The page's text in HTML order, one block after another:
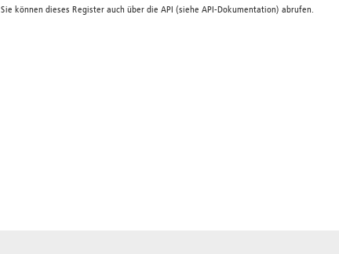
Sie können dieses Register auch über die API (siehe API-Dokumentation) abrufen.